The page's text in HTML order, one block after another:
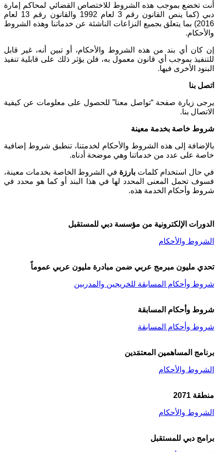
أنت تخضع بموجب هذه الشروط للاختصاص القضائي لمحاكم إمارة
دبي (كما ينص القانون رقم 3 لعام 1992 والقانون رقم 13 لعام
2016) بما يتعلق بجميع النزاعات الناشئة عن خدماتنا وهذه الشروط
والأحكام.
إن كان أي بند من هذه الشروط والأحكام، أو تبين أنه، غير قابل
للتنفيذ بموجب أي قانون معمول به، فلن يؤثر ذلك على قابلية تنفيذ
البنود الأخرى فيها.
اتصل بنا
يرجى زيارة صفحة “تواصل معنا” للحصول على معلومات عن كيفية
الاتصال بنا.
شروط خاصة بخدمة معينة
بالإضافة إلى هذه الشروط والأحكام لخدمتنا، تنطبق شروط إضافية
خاصة على عدد من خدماتنا وهي موضحة أدناه.
في حال استخدام كلمات بارزة في الشروط الخاصة بخدمات معينة،
فسوف تحمل المعنى المحدد لها في هذا البند أو كما هو محدد في
شروط وأحكام الخدمة هذه.
الدورات الإلكترونية من مؤسسة دبي للمستقبل
الشروط والأحكام
تحدي مليون مبرمج عربي ضمن مبادرة مليون عربي عموماً
شروط وأحكام المسابقة للخريجين والمدربين
شروط وأحكام المسابقة
شروط وأحكام المسابقة
برنامج المساهمين المعتمَدين
الشروط والأحكام
منطقة 2071
الشروط والأحكام
برامج دبي للمستقبل